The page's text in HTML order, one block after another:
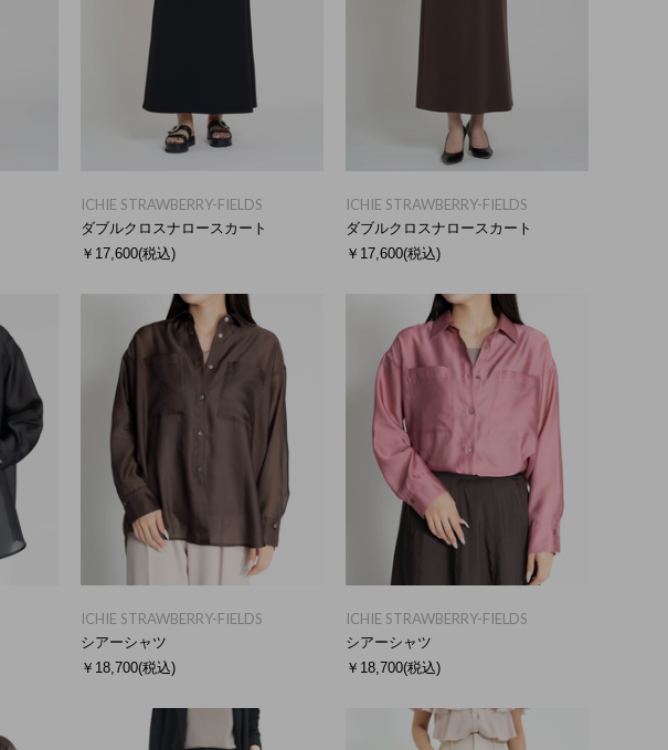
ICHIE STRAWBERRY-FIELDS
ダブルクロスナロースカート
￥17,600(税込)
ICHIE STRAWBERRY-FIELDS
ダブルクロスナロースカート
￥17,600(税込)
ICHIE STRAWBERRY-FIELDS
シアーシャツ
￥18,700(税込)
ICHIE STRAWBERRY-FIELDS
シアーシャツ
￥18,700(税込)